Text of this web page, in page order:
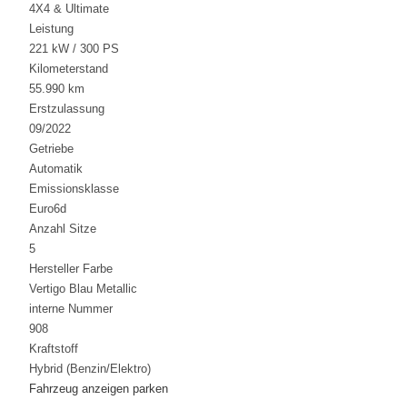
4X4 & Ultimate
Leistung
221 kW / 300 PS
Kilometerstand
55.990 km
Erstzulassung
09/2022
Getriebe
Automatik
Emissionsklasse
Euro6d
Anzahl Sitze
5
Hersteller Farbe
Vertigo Blau Metallic
interne Nummer
908
Kraftstoff
Hybrid (Benzin/Elektro)
Fahrzeug anzeigen parken